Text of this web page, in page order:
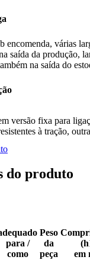
encomenda, várias
saída da produção,
na saída do
versão fixa para
à tração,
do produto
para /
como
Peso
da
peça
em